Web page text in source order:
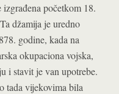
početkom 18.
džamija je uredno
godine, kada na
okupaciona vojska,
i stavit je van upotrebe.
tada vijekovima bila